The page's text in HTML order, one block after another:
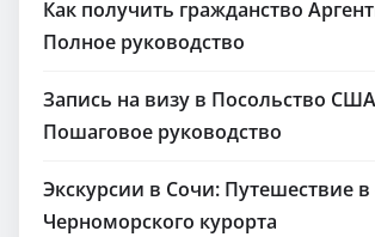
Как получить гражданство
Полное руководство
Запись на визу в Посольство
Пошаговое руководство
Экскурсии в Сочи: Путешествие в
Черноморского курорта